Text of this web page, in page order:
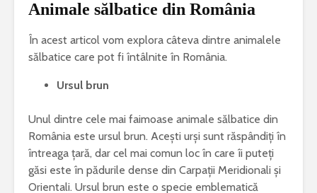
Animale sălbatice din România
În acest articol vom explora câteva dintre animalele
sălbatice care pot fi întâlnite în România.
Ursul brun
Unul dintre cele mai faimoase animale sălbatice din
România este ursul brun. Acești urși sunt răspândiți în
întreaga țară, dar cel mai comun loc în care îi puteți
găsi este în pădurile dense din Carpații Meridionali și
Orientali. Ursul brun este o specie emblematică